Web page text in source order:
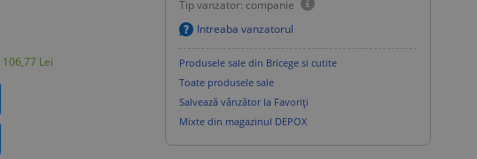
106,77 Lei
Tip vanzator: companie
Intreaba vanzatorul
Produsele sale din Bricege si cutite
Toate produsele sale
Salvează vânzător la Favoriți
Mixte din magazinul DEPOX